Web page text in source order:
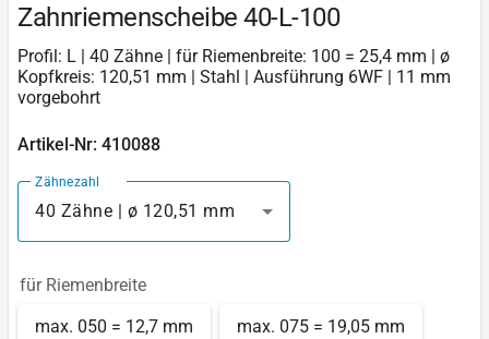
Zahnriemenscheibe 40-L-100
Profil: L | 40 Zähne | für Riemenbreite: 100 = 25,4 mm | ø
Kopfkreis: 120,51 mm | Stahl | Ausführung 6WF | 11 mm
vorgebohrt
Artikel-Nr: 410088
Zähnezahl
40 Zähne | ø 120,51 mm
für Riemenbreite
max. 050 = 12,7 mm max. 075 = 19,05 mm